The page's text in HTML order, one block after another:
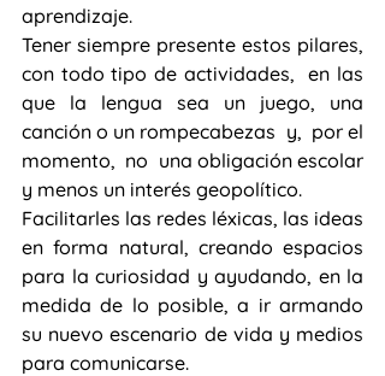
aprendizaje.
Tener siempre presente estos pilares,
con todo tipo de actividades,  en las
que la lengua sea un juego, una
canción o un rompecabezas  y,  por el
momento,  no  una obligación escolar
y menos un interés geopolítico.
Facilitarles las redes léxicas, las ideas
en forma natural, creando espacios
para la curiosidad y ayudando, en la
medida de lo posible, a ir armando
su nuevo escenario de vida y medios
para comunicarse.